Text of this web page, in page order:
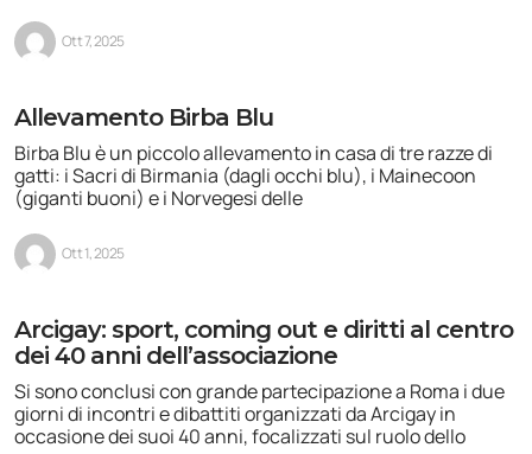
Ott 7, 2025
Allevamento Birba Blu
Birba Blu è un piccolo allevamento in casa di tre razze di
gatti: i Sacri di Birmania (dagli occhi blu), i Mainecoon
(giganti buoni) e i Norvegesi delle
Ott 1, 2025
Arcigay: sport, coming out e diritti al centro
dei 40 anni dell’associazione
Si sono conclusi con grande partecipazione a Roma i due
giorni di incontri e dibattiti organizzati da Arcigay in
occasione dei suoi 40 anni, focalizzati sul ruolo dello